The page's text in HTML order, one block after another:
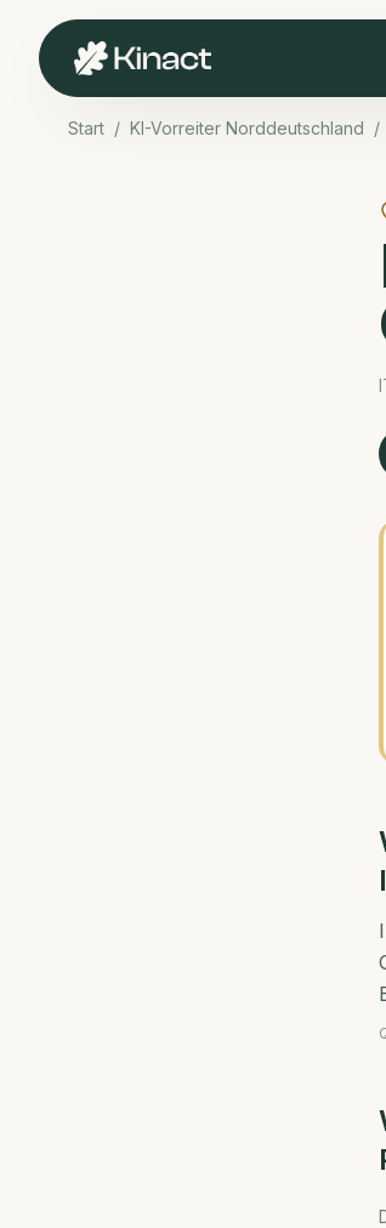
Start / KI-Vorreiter Norddeutschland /